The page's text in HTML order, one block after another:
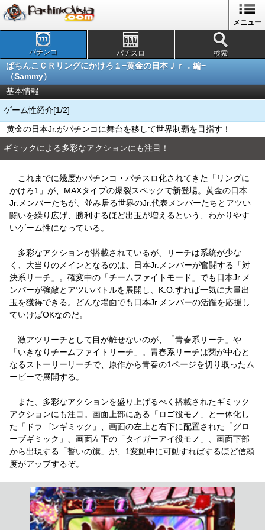
メニュー
パチンコ パチスロ 検索
ぱちんこＣＲリングにかけろ１−黄金の日本Ｊｒ．編−
（Sammy）
基本情報
ゲーム性紹介[1/2]
黄金の日本Jr.がパチンコに舞台を移して世界制覇を目指す！
ギミックによる多彩なアクションにも注目！
これまでに幾度かパチンコ・パチスロ化されてきた「リングに
かけろ1」が、MAXタイプの爆裂スペックで新登場。黄金の日本
Jr.メンバーたちが、並み居る世界のJr.代表メンバーたちとアツい
闘いを繰り広げ、勝利するほど出玉が増えるという、わかりやす
いゲーム性になっている。
多彩なアクションが搭載されているが、リーチは系統が少な
く、大当りのメインとなるのは、日本Jr.メンバーが奮闘する「対
決系リーチ」。確変中の「チームファイトモード」でも日本Jr.メ
ンバーが強敵とアツいバトルを展開し、K.O.すれば一気に大量出
玉を獲得できる。どんな場面でも日本Jr.メンバーの活躍を応援し
ていけばOKなのだ。
激アツリーチとして目が離せないのが、「青春系リーチ」や
「いきなりチームファイトリーチ」。青春系リーチは菊が中心と
なるストーリーリーチで、原作から青春の1ページを切り取ったム
ービーで展開する。
また、多彩なアクションを盛り上げるべく搭載されたギミック
アクションにも注目。画面上部にある「ロゴ役モノ」と一体化し
た「ドラゴンギミック」、画面の左上と右下に配置された「グロ
ーブギミック」、画面左下の「タイガーアイ役モノ」、画面下部
から出現する「誓いの旗」が、1変動中に可動すればするほど信頼
度がアップするぞ。